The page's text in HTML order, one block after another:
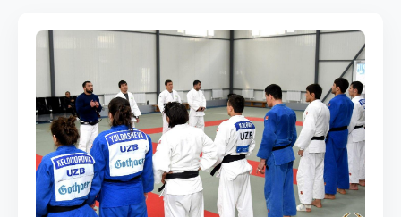
ДОКУМЕНТЫ
ПЕРСОНАЛИИ
МЕДИА
КОРТЫ